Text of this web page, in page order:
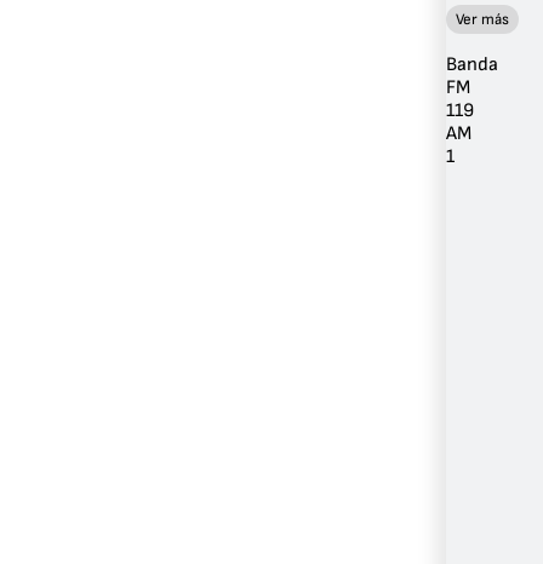
Ver más
Banda
FM
119
AM
1